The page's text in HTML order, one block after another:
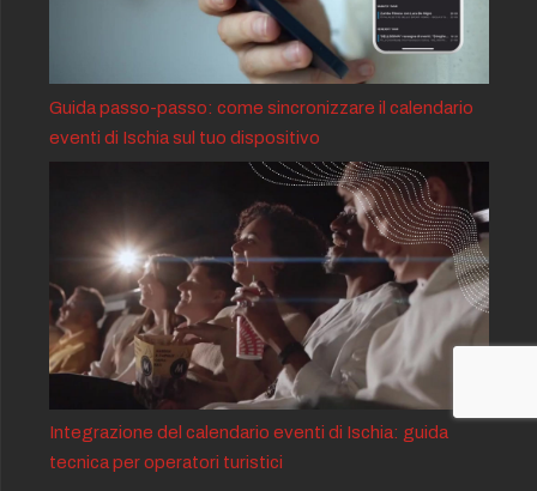
Guida passo-passo: come sincronizzare il calendario
eventi di Ischia sul tuo dispositivo
Integrazione del calendario eventi di Ischia: guida
tecnica per operatori turistici